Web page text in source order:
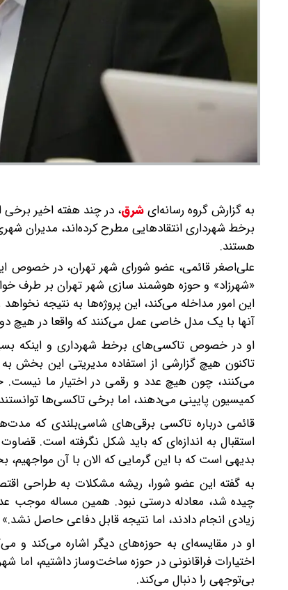
به گزارش گروه رسانه‌ایشرق، در چند هفته اخیر
برخط شهرداری انتقادهایی مطرح کرده‌اند، مدیران
هستند.
علی‌اصغر قائمی، عضو شورای شهر تهران، در
«شهرزاد» و حوزه هوشمند سازی شهر تهران بر طرف
این امور مداخله می‌کند، این پروژه‌ها به نتیجه
آنها با یک مدل خاصی عمل می‌کنند که واقعا در هیچ
او در خصوص تاکسی‌های برخط شهرداری و اینکه
تاکنون هیچ گزارشی از استفاده مدیریتی این بخش
می‌کنند، چون هیچ عدد و رقمی در اختیار ما نیست.
کمیسیون پایینی می‌دهند، اما برخی تاکسی‌ها
قائمی درباره تاکسی برقی‌های شاسی‌بلندی که
استقبال به اندازه‌ای که باید شکل نگرفته است.
بدیهی است که با این گرمایی که الان با آن
به گفته این عضو شورا، ریشه مشکلات به طراحی
چیده شد، معادله درستی نبود. همین مساله موجب
زیادی انجام دادند، اما نتیجه قابل دفاعی حاصل نشد.»
او در مقایسه‌ای به حوزه‌های دیگر اشاره می‌کند و
اختیارات فراقانونی در حوزه ساخت‌وساز داشتیم،
بی‌توجهی را دنبال می‌کند.